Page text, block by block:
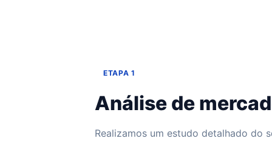
ETAPA 1
Análise de
Realizamos um estudo detalhado do